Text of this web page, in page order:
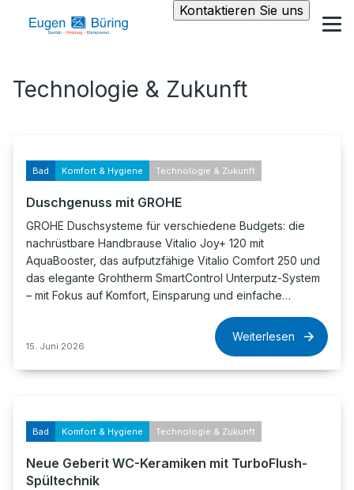
Kontaktieren Sie uns
Technologie & Zukunft
Bad Komfort & Hygiene Technologie & Zukunft
Duschgenuss mit GROHE
GROHE Duschsysteme für verschiedene Budgets: die
nachrüstbare Handbrause Vitalio Joy+ 120 mit
AquaBooster, das aufputzfähige Vitalio Comfort 250 und
das elegante Grohtherm SmartControl Unterputz-System
– mit Fokus auf Komfort, Einsparung und einfache…
15. Juni 2026
Weiterlesen
Bad Komfort & Hygiene Technologie & Zukunft
Neue Geberit WC-Keramiken mit TurboFlush-
Spültechnik